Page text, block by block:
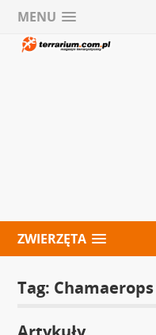
MENU
ZWIERZĘTA
Tag: Chamaerops